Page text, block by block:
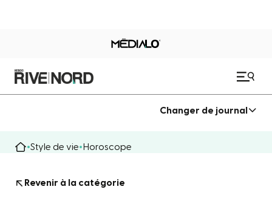
Changer de journal
Style de vie Horoscope
Revenir à la catégorie